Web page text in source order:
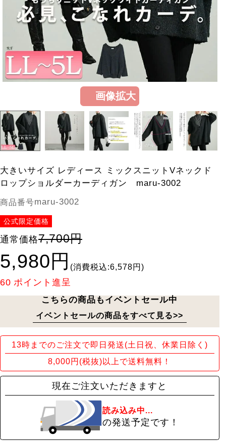
大きいサイズ レディース ミックスニットVネックド
ロップショルダーカーディガン maru-3002
商品番号maru-3002
公式限定価格
通常価格7,700円
5,980円 (消費税込:6,578円)
60 ポイント進呈
こちらの商品もイベントセール中
イベントセールの商品をすべて見る>>
13時までのご注文で即日発送(土日祝、休業日除く)
8,000円(税抜)以上で送料無料！
現在ご注文いただきますと
読み込み中...
の発送予定です！
画像拡大